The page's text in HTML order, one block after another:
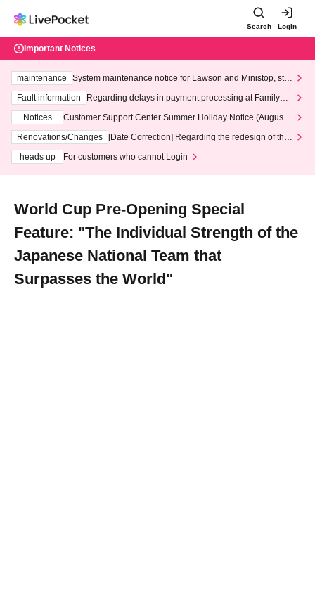
Search Login
Important Notices
maintenance
System maintenance notice for Lawson and Ministop, star
ting at 3:00 AM on Wednesday (Wed)
Fault information
Regarding delays in payment processing at FamilyMa
Notices
Customer Support Center Summer Holiday Notice (August 1
3th - August 14th, 2026)
Renovations/Changes
[Date Correction] Regarding the redesign of the
heads up
For customers who cannot Login
World Cup Pre-Opening Special
Feature: "The Individual Strength of the
Japanese National Team that
Surpasses the World"